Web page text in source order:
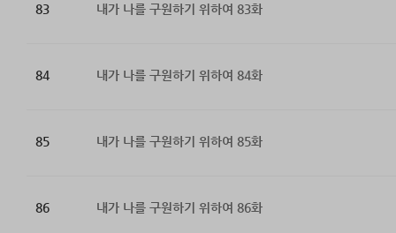
83 내가 나를 구원하기 위하여 83화
84 내가 나를 구원하기 위하여 84화
85 내가 나를 구원하기 위하여 85화
86 내가 나를 구원하기 위하여 86화